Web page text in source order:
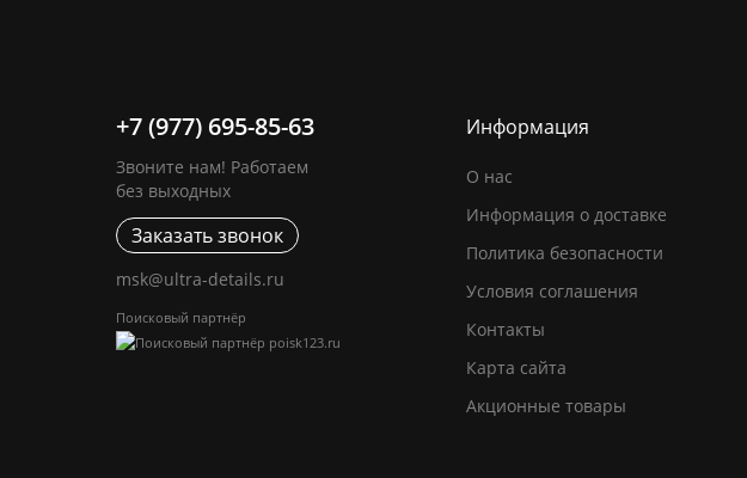
+7 (977) 695-85-63
Звоните нам! Работаем
без выходных
Заказать звонок
msk@ultra-details.ru
Поисковый партнёр
Информация
О нас
Информация о доставке
Политика безопасности
Условия соглашения
Контакты
Карта сайта
Акционные товары